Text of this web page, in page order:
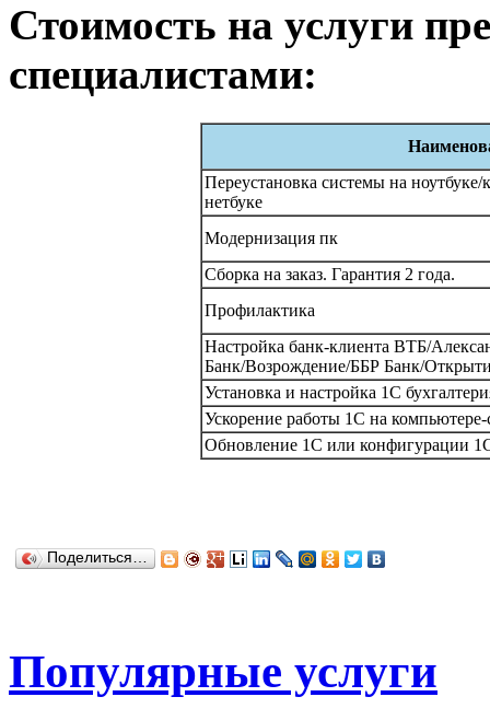
Стоимость на услуги
специалистами:
Переустановка системы на
нетбуке
Модернизация пк
Сборка на заказ. Гарантия 2 года.
Профилактика
Настройка банк-клиента ВТБ/
Банк/Возрождение/ББР Банк/
Установка и настройка 1С
Ускорение работы 1С на компьютере-
Обновление 1С или конфигурации
Поделиться…
Популярные услуги